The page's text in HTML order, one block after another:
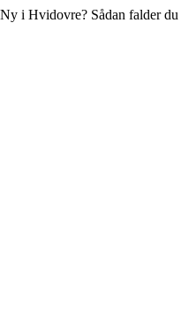
Ny i Hvidovre? Sådan falder